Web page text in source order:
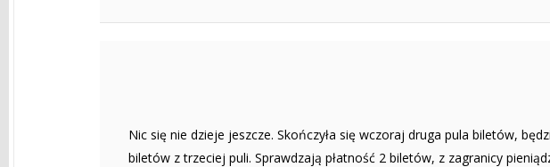
Nic się nie dzieje jeszcze. Skończyła się wczoraj druga pula biletów,
biletów z trzeciej puli. Sprawdzają płatność 2 biletów, z zagranicy